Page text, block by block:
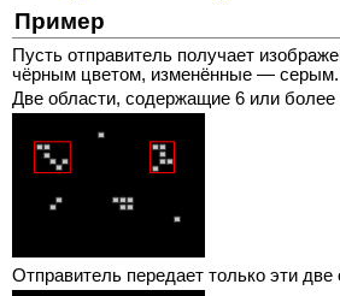
Пример
Пусть отправитель получает
чёрным цветом, изменённые —
Две области, содержащие 6 или
Отправитель передает только эти